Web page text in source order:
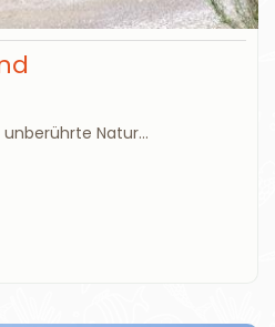
unberührte Natur...